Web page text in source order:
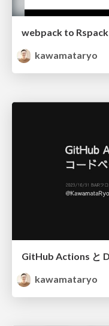
webpack to Rspack
kawamataryo
kawamataryo